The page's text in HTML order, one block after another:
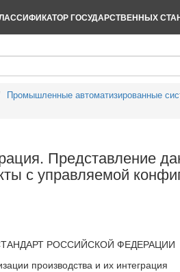
ГОСУДАРСТВЕННЫХ
Промышленные автоматизированные
Представление
с управляемой
РОССИЙСКОЙ ФЕДЕРАЦИИ
производства и их интеграция